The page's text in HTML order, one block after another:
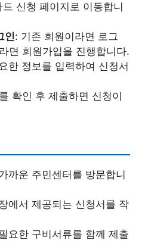
신청 페이지로 이동합니
인: 기존 회원이라면 로그
면 회원가입을 진행합니다.
한 정보를 입력하여 신청서
확인 후 제출하면 신청이
까운 주민센터를 방문합니
에서 제공되는 신청서를 작
요한 구비서류를 함께 제출